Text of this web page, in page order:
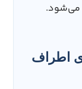
می‌شود.
اطراف